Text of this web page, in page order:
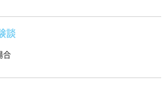
談
合